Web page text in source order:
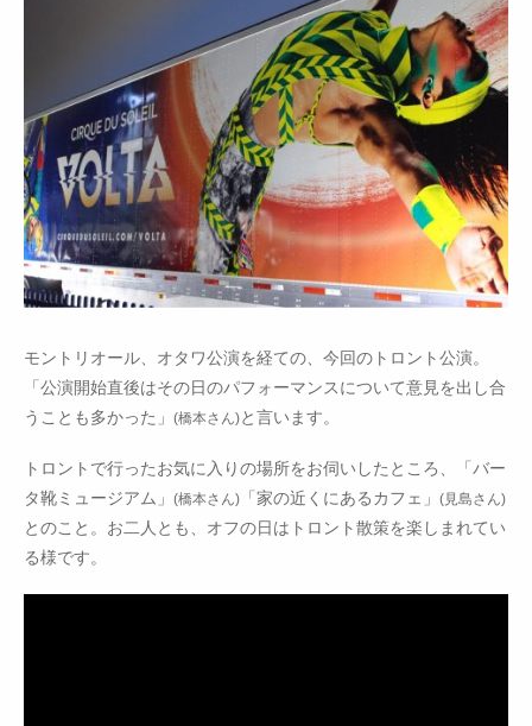
モントリオール、オタワ公演を経ての、今回のトロント公演。
「公演開始直後はその日のパフォーマンスについて意見を出し合
うことも多かった」
(橋本さん)と言います。
トロントで行ったお気に入りの場所をお伺いしたところ、「バー
タ靴ミュージアム」
(橋本さん) 「家の近くにあるカフェ」 (見島さん)
とのこと。お二人とも、オフの日はトロント散策を楽しまれてい
る様です。